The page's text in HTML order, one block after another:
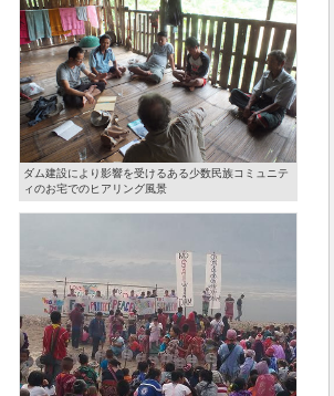
ダム建設により影響を受けるある少数民族コミュニテ
ィのお宅でのヒアリング風景